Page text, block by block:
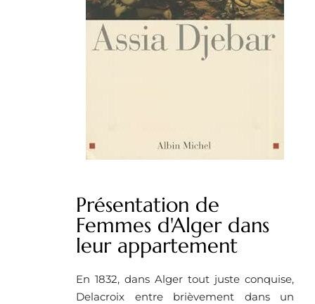
Présentation de
Femmes d'Alger dans
leur appartement
En 1832, dans Alger tout juste conquise,
Delacroix entre brièvement dans un